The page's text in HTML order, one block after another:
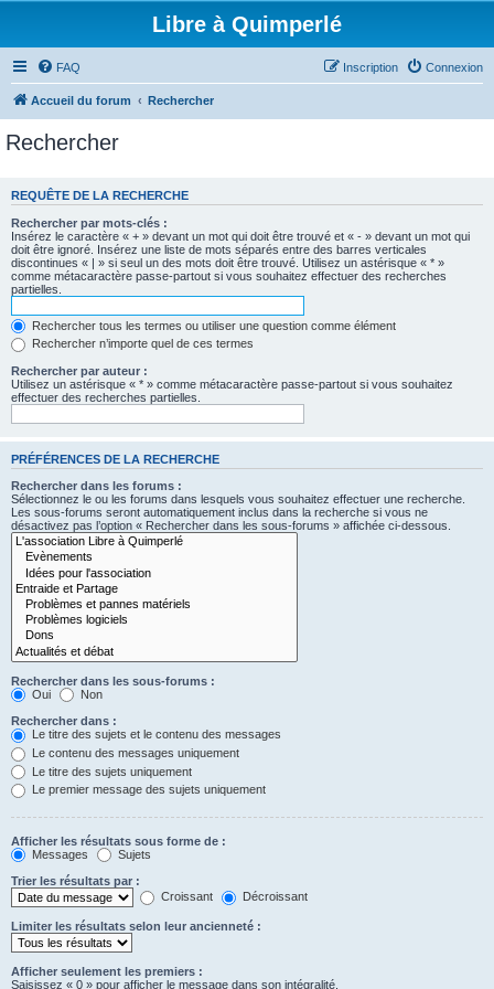
Libre à Quimperlé
FAQ Connexion
Inscription
Accueil du forum Rechercher
Rechercher
REQUÊTE DE LA RECHERCHE
Rechercher par mots-clés :
Insérez le caractère « + » devant un mot qui doit être trouvé et « - » devant un mot qui
doit être ignoré. Insérez une liste de mots séparés entre des barres verticales
discontinues « | » si seul un des mots doit être trouvé. Utilisez un astérisque « * »
comme métacaractère passe-partout si vous souhaitez effectuer des recherches
partielles.
Rechercher tous les termes ou utiliser une question comme élément
Rechercher n’importe quel de ces termes
Rechercher par auteur :
Utilisez un astérisque « * » comme métacaractère passe-partout si vous souhaitez
effectuer des recherches partielles.
PRÉFÉRENCES DE LA RECHERCHE
Rechercher dans les forums :
Sélectionnez le ou les forums dans lesquels vous souhaitez effectuer une recherche.
Les sous-forums seront automatiquement inclus dans la recherche si vous ne
désactivez pas l’option « Rechercher dans les sous-forums » affichée ci-dessous.
Rechercher dans les sous-forums :
Oui
Non
Rechercher dans :
Le titre des sujets et le contenu des messages
Le contenu des messages uniquement
Le titre des sujets uniquement
Le premier message des sujets uniquement
Afficher les résultats sous forme de :
Messages
Sujets
Trier les résultats par :
Croissant
Décroissant
Limiter les résultats selon leur ancienneté :
Afficher seulement les premiers :
Saisissez « 0 » pour afficher le message dans son intégralité.